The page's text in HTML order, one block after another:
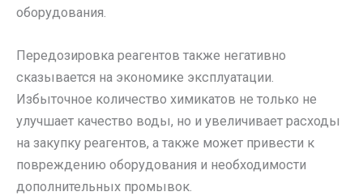
оборудования.
Передозировка реагентов также негативно
сказывается на экономике эксплуатации.
Избыточное количество химикатов не только не
улучшает качество воды, но и увеличивает расходы
на закупку реагентов, а также может привести к
повреждению оборудования и необходимости
дополнительных промывок.